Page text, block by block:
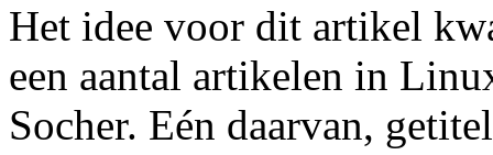
Het idee voor dit artikel
een aantal artikelen in
Socher. Eén daarvan,